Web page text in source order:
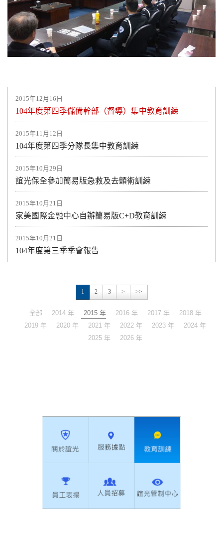
2015年12月16日
104年度第四季儲備幹部（督導）集中教育訓練
2015年11月12日
104年度第四季分隊長集中教育訓練
2015年10月29日
誼光保全參加簡易版急救及去顫術訓練
2015年10月21日
家美國際金融中心自辦簡易版C+D教育訓練
2015年10月21日
104年度第三季季會報告
1 2 3 > >>
全部 2014 年 2015 年 2016 年 2017 年
2018 年
2019 年
2020 年 2021 年 2022 年 2023 年
2024 年
2025 年
2026 年